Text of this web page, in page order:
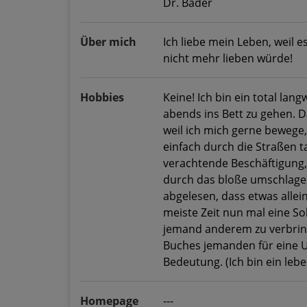
Über mich
Ich liebe mein Leben, weil
nicht mehr lieben würde!
Hobbies
Keine! Ich bin ein total
abends ins Bett zu gehen.
weil ich mich gerne
einfach durch die Straßen
verachtende
durch das bloße
abgelesen, dass etwas
meiste Zeit nun mal eine
jemand anderem zu
Buches jemanden für eine
Bedeutung. (Ich bin ein
Homepage ---